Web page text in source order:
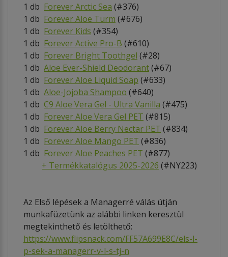
1 db Forever Arctic Sea (#376)
1 db Forever Aloe Turm (#676)
1 db Forever Kids (#354)
1 db Forever Active Pro-B (#610)
1 db Forever Bright Toothgel (#28)
1 db Aloe Ever-Shield Deodorant(#67)
1 db Forever Aloe Liquid Soap (#633)
1 db Aloe-Jojoba Shampoo (#640)
1 db C9 Aloe Vera Gel - Ultra Vanilla (#475)
1 db Forever Aloe Vera Gel PET (#815)
1 db Forever Aloe Berry Nectar PET (#834)
1 db Forever Aloe Mango PET (#836)
1 db Forever Aloe Peaches PET (#877)
+ Termékkatalógus 2025-2026 (#NY223)
Az Első lépések a Managerré válás útján
munkafüzetünk az alábbi linken keresztül
megtekinthető és letölthető:
https://www.flipsnack.com/FF57A699E8C/els-l-
p-sek-a-managerr-v-l-s-tj-n